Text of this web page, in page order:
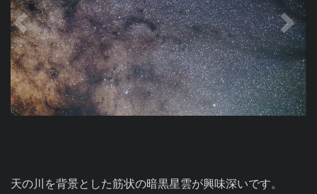
天の川を背景とした筋状の暗黒星雲が興味深いです。